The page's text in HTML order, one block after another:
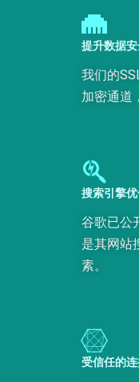
提升数据
我们的
加密通道
搜索引擎
谷歌已公
是其网站
素。
受信任的